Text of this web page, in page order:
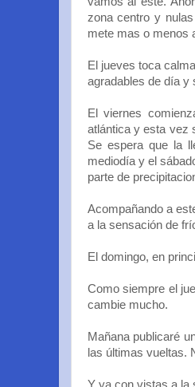
zona centro y
mete mas o menos
El jueves toca
agradables de día y
El viernes
atlántica y esta vez
Se espera que la
mediodía y el
parte de
Acompañando a
a la sensación de
El domingo, en
Como siempre el
cambie mucho.
Mañana publicaré
las últimas vueltas.